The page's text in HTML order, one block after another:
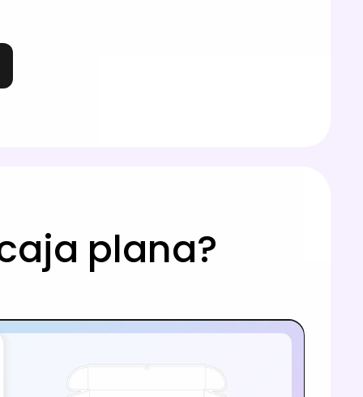
plana?